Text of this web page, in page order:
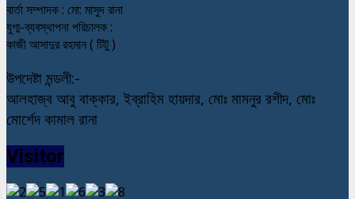
বার্তা সম্পাদক : মো: মাসুদ রানা
যুগ্ম-ব্যবস্থাপনা পরিচালক :
কাজী আসাদুর রহমান ( টিটু )
উপদেষ্টা মন্ডলী:-
আলহাজ্ব আবু বাক্কার, ইব্রাহিম হায়দার, মোঃ মামনুর রশীদ, মোঃ
মোর্শেদ কামাল রানা
Visitor